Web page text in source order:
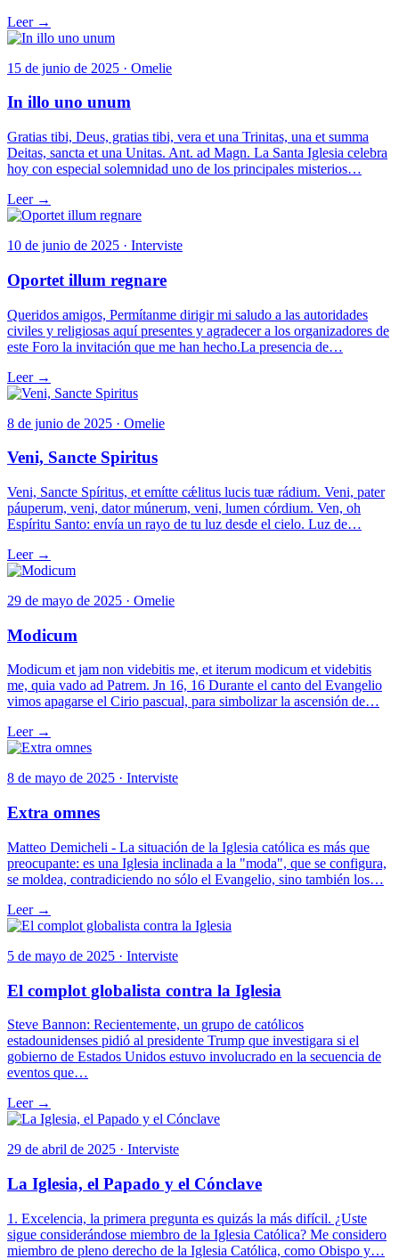
Leer →
15 de junio de 2025 · Omelie
In illo uno unum
Gratias tibi, Deus, gratias tibi, vera et una Trinitas, una et summa
Deitas, sancta et una Unitas. Ant. ad Magn. La Santa Iglesia celebra
hoy con especial solemnidad uno de los principales misterios…
Leer →
10 de junio de 2025 · Interviste
Oportet illum regnare
Queridos amigos, Permítanme dirigir mi saludo a las autoridades
civiles y religiosas aquí presentes y agradecer a los organizadores de
este Foro la invitación que me han hecho.La presencia de…
Leer →
8 de junio de 2025 · Omelie
Veni, Sancte Spiritus
Veni, Sancte Spíritus, et emítte cǽlitus lucis tuæ rádium. Veni, pater
páuperum, veni, dator múnerum, veni, lumen córdium. Ven, oh
Espíritu Santo: envía un rayo de tu luz desde el cielo. Luz de…
Leer →
29 de mayo de 2025 · Omelie
Modicum
Modicum et jam non videbitis me, et iterum modicum et videbitis
me, quia vado ad Patrem. Jn 16, 16 Durante el canto del Evangelio
vimos apagarse el Cirio pascual, para simbolizar la ascensión de…
Leer →
8 de mayo de 2025 · Interviste
Extra omnes
Matteo Demicheli - La situación de la Iglesia católica es más que
preocupante: es una Iglesia inclinada a la "moda", que se configura,
se moldea, contradiciendo no sólo el Evangelio, sino también los…
Leer →
5 de mayo de 2025 · Interviste
El complot globalista contra la Iglesia
Steve Bannon: Recientemente, un grupo de católicos
estadounidenses pidió al presidente Trump que investigara si el
gobierno de Estados Unidos estuvo involucrado en la secuencia de
eventos que…
Leer →
29 de abril de 2025 · Interviste
La Iglesia, el Papado y el Cónclave
1. Excelencia, la primera pregunta es quizás la más difícil. ¿Uste
sigue considerándose miembro de la Iglesia Católica? Me considero
miembro de pleno derecho de la Iglesia Católica, como Obispo y…